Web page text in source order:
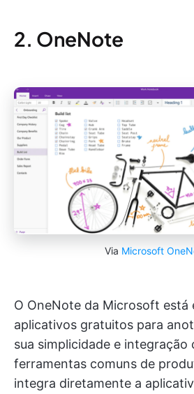
2. OneNote
Via Microsoft
O OneNote da Microsoft está
aplicativos gratuitos para
sua simplicidade e integração
ferramentas comuns de
integra diretamente a